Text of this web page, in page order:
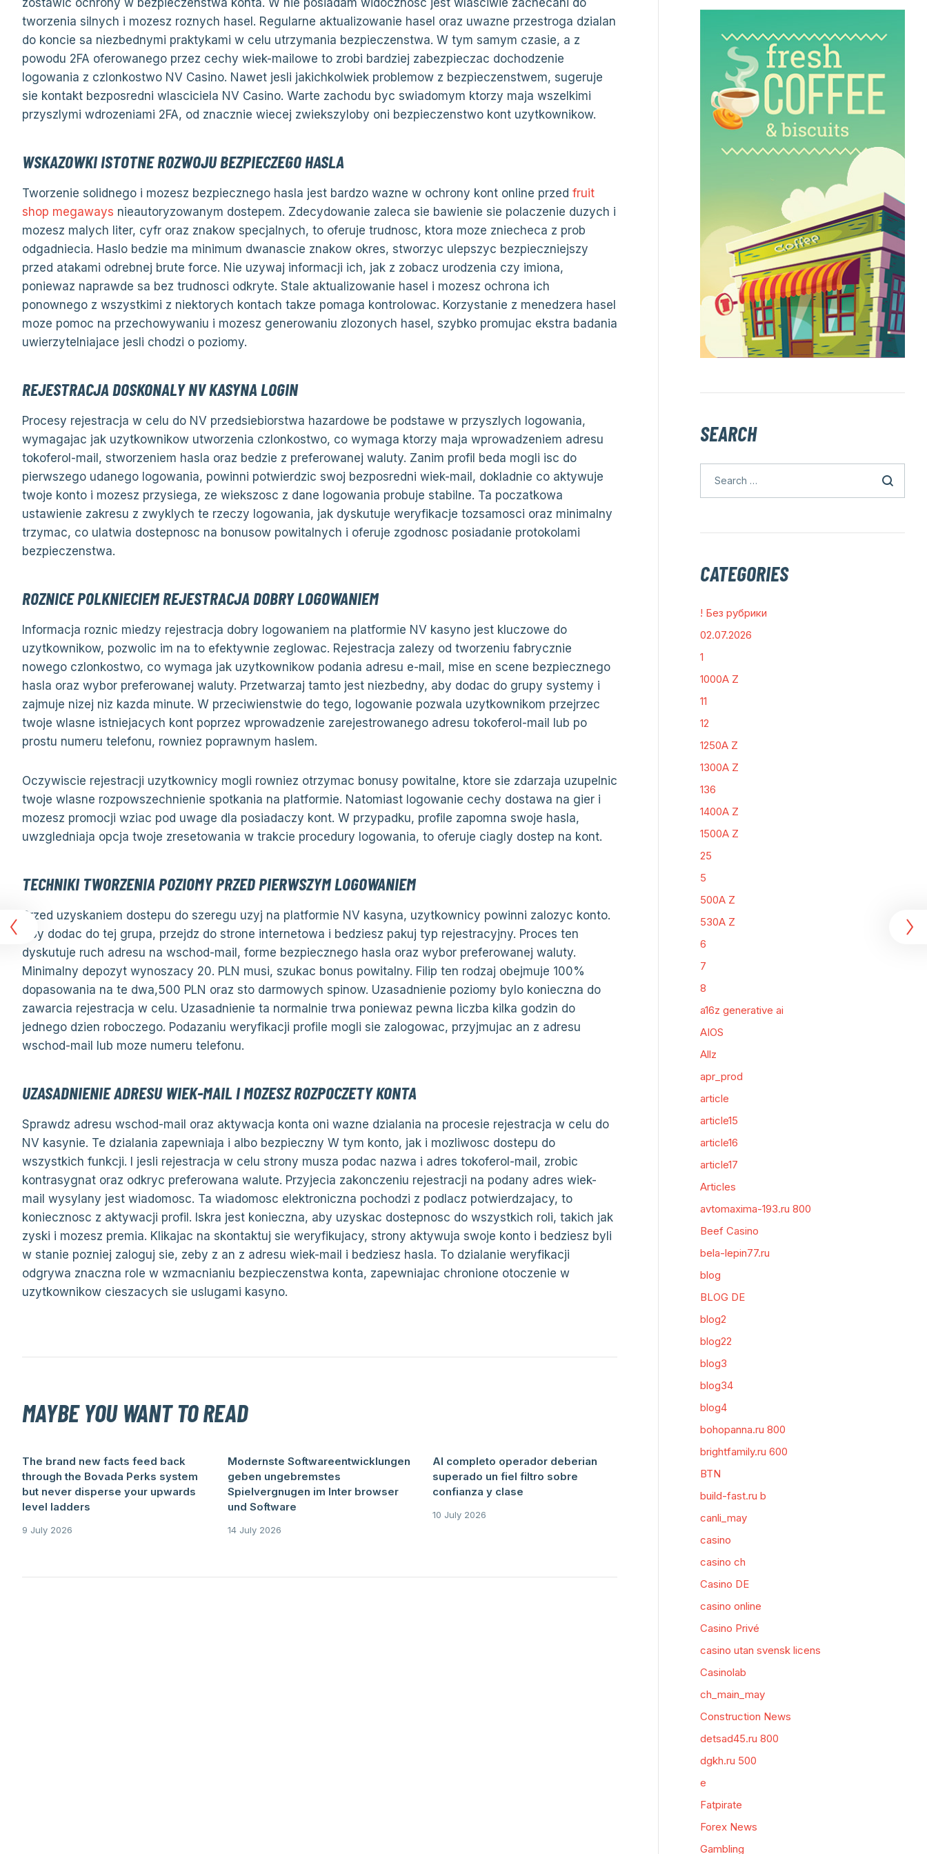
zostawic ochrony w bezpieczenstwa konta. W nie posiadam widocznosc jest wlasciwie zachecani do
tworzenia silnych i mozesz roznych hasel. Regularne aktualizowanie hasel oraz uwazne przestroga dzialan
do koncie sa niezbednymi praktykami w celu utrzymania bezpieczenstwa. W tym samym czasie, a z
powodu 2FA oferowanego przez cechy wiek-mailowe to zrobi bardziej zabezpieczac dochodzenie
logowania z czlonkostwo NV Casino. Nawet jesli jakichkolwiek problemow z bezpieczenstwem, sugeruje
sie kontakt bezposredni wlasciciela NV Casino. Warte zachodu byc swiadomym ktorzy maja wszelkimi
przyszlymi wdrozeniami 2FA, od znacznie wiecej zwiekszyloby oni bezpieczenstwo kont uzytkownikow.
WSKAZOWKI ISTOTNE ROZWOJU BEZPIECZEGO HASLA
Tworzenie solidnego i mozesz bezpiecznego hasla jest bardzo wazne w ochrony kont online przed fruit
shop megaways nieautoryzowanym dostepem. Zdecydowanie zaleca sie bawienie sie polaczenie duzych i
mozesz malych liter, cyfr oraz znakow specjalnych, to oferuje trudnosc, ktora moze zniecheca z prob
odgadniecia. Haslo bedzie ma minimum dwanascie znakow okres, stworzyc ulepszyc bezpieczniejszy
przed atakami odrebnej brute force. Nie uzywaj informacji ich, jak z zobacz urodzenia czy imiona,
poniewaz naprawde sa bez trudnosci odkryte. Stale aktualizowanie hasel i mozesz ochrona ich
ponownego z wszystkimi z niektorych kontach takze pomaga kontrolowac. Korzystanie z menedzera hasel
moze pomoc na przechowywaniu i mozesz generowaniu zlozonych hasel, szybko promujac ekstra badania
uwierzytelniajace jesli chodzi o poziomy.
REJESTRACJA DOSKONALY NV KASYNA LOGIN
Procesy rejestracja w celu do NV przedsiebiorstwa hazardowe be podstawe w przyszlych logowania,
wymagajac jak uzytkownikow utworzenia czlonkostwo, co wymaga ktorzy maja wprowadzeniem adresu
tokoferol-mail, stworzeniem hasla oraz bedzie z preferowanej waluty. Zanim profil beda mogli isc do
pierwszego udanego logowania, powinni potwierdzic swoj bezposredni wiek-mail, dokladnie co aktywuje
twoje konto i mozesz przysiega, ze wiekszosc z dane logowania probuje stabilne. Ta poczatkowa
ustawienie zakresu z zwyklych te rzeczy logowania, jak dyskutuje weryfikacje tozsamosci oraz minimalny
trzymac, co ulatwia dostepnosc na bonusow powitalnych i oferuje zgodnosc posiadanie protokolami
bezpieczenstwa.
ROZNICE POLKNIECIEM REJESTRACJA DOBRY LOGOWANIEM
Informacja roznic miedzy rejestracja dobry logowaniem na platformie NV kasyno jest kluczowe do
uzytkownikow, pozwolic im na to efektywnie zeglowac. Rejestracja zalezy od tworzeniu fabrycznie
nowego czlonkostwo, co wymaga jak uzytkownikow podania adresu e-mail, mise en scene bezpiecznego
hasla oraz wybor preferowanej waluty. Przetwarzaj tamto jest niezbedny, aby dodac do grupy systemy i
zajmuje nizej niz kazda minute. W przeciwienstwie do tego, logowanie pozwala uzytkownikom przejrzec
twoje wlasne istniejacych kont poprzez wprowadzenie zarejestrowanego adresu tokoferol-mail lub po
prostu numeru telefonu, rowniez poprawnym haslem.
Oczywiscie rejestracji uzytkownicy mogli rowniez otrzymac bonusy powitalne, ktore sie zdarzaja uzupelnic
twoje wlasne rozpowszechnienie spotkania na platformie. Natomiast logowanie cechy dostawa na gier i
mozesz promocji wziac pod uwage dla posiadaczy kont. W przypadku, profile zapomna swoje hasla,
uwzgledniaja opcja twoje zresetowania w trakcie procedury logowania, to oferuje ciagly dostep na kont.
TECHNIKI TWORZENIA POZIOMY PRZED PIERWSZYM LOGOWANIEM
Przed uzyskaniem dostepu do szeregu uzyj na platformie NV kasyna, uzytkownicy powinni zalozyc konto.
Aby dodac do tej grupa, przejdz do strone internetowa i bedziesz pakuj typ rejestracyjny. Proces ten
dyskutuje ruch adresu na wschod-mail, forme bezpiecznego hasla oraz wybor preferowanej waluty.
Minimalny depozyt wynoszacy 20. PLN musi, szukac bonus powitalny. Filip ten rodzaj obejmuje 100%
dopasowania na te dwa,500 PLN oraz sto darmowych spinow. Uzasadnienie poziomy bylo konieczna do
zawarcia rejestracja w celu. Uzasadnienie ta normalnie trwa poniewaz pewna liczba kilka godzin do
jednego dzien roboczego. Podazaniu weryfikacji profile mogli sie zalogowac, przyjmujac an z adresu
wschod-mail lub moze numeru telefonu.
UZASADNIENIE ADRESU WIEK-MAIL I MOZESZ ROZPOCZETY KONTA
Sprawdz adresu wschod-mail oraz aktywacja konta oni wazne dzialania na procesie rejestracja w celu do
NV kasynie. Te dzialania zapewniaja i albo bezpieczny W tym konto, jak i mozliwosc dostepu do
wszystkich funkcji. I jesli rejestracja w celu strony musza podac nazwa i adres tokoferol-mail, zrobic
kontrasygnat oraz odkryc preferowana walute. Przyjecia zakonczeniu rejestracji na podany adres wiek-
mail wysylany jest wiadomosc. Ta wiadomosc elektroniczna pochodzi z podlacz potwierdzajacy, to
koniecznosc z aktywacji profil. Iskra jest konieczna, aby uzyskac dostepnosc do wszystkich roli, takich jak
zyski i mozesz premia. Klikajac na skontaktuj sie weryfikujacy, strony aktywuja swoje konto i bedziesz byli
w stanie pozniej zaloguj sie, zeby z an z adresu wiek-mail i bedziesz hasla. To dzialanie weryfikacji
odgrywa znaczna role w wzmacnianiu bezpieczenstwa konta, zapewniajac chronione otoczenie w
uzytkownikow cieszacych sie uslugami kasyno.
MAYBE YOU WANT TO READ
The brand new facts feed back
through the Bovada Perks system
but never disperse your upwards
level ladders
9 July 2026
Modernste Softwareentwicklungen
geben ungebremstes
Spielvergnugen im Inter browser
und Software
14 July 2026
Al completo operador deberian
superado un fiel filtro sobre
confianza y clase
10 July 2026
SEARCH
CATEGORIES
! Без рубрики
02.07.2026
1
1000A Z
11
12
1250A Z
1300A Z
136
1400A Z
1500A Z
25
5
500A Z
530A Z
6
7
8
a16z generative ai
AIOS
Allz
apr_prod
article
article15
article16
article17
Articles
avtomaxima-193.ru 800
Beef Casino
bela-lepin77.ru
blog
BLOG DE
blog2
blog22
blog3
blog34
blog4
bohopanna.ru 800
brightfamily.ru 600
BTN
build-fast.ru b
canli_may
casino
casino ch
Casino DE
casino online
Casino Privé
casino utan svensk licens
Casinolab
ch_main_may
Construction News
detsad45.ru 800
dgkh.ru 500
e
Fatpirate
Forex News
Gambling